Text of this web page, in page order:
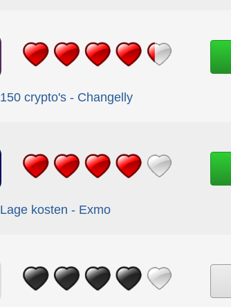
150 crypto's - Changelly
Lage kosten - Exmo